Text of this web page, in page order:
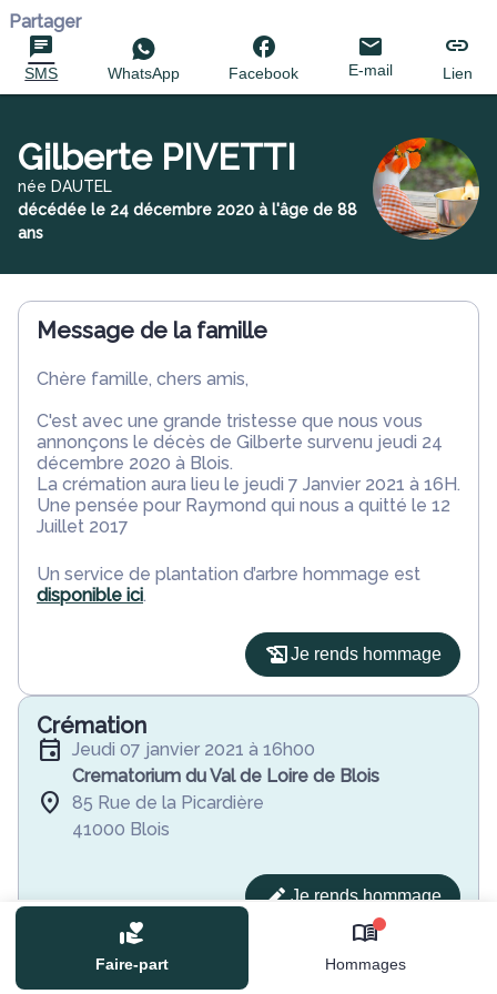
Faire-part Hommages
Partager
SMS WhatsApp Facebook E-mail Lien
Gilberte PIVETTI
née DAUTEL
décédée le 24 décembre 2020 à l'âge de 88
ans
Message de la famille
Chère famille, chers amis,
C'est avec une grande tristesse que nous vous
annonçons le décès de Gilberte survenu jeudi 24
décembre 2020 à Blois.
La crémation aura lieu le jeudi 7 Janvier 2021 à 16H.
Une pensée pour Raymond qui nous a quitté le 12
Juillet 2017
Un service de plantation d’arbre hommage est
disponible ici.
Je rends hommage
Crémation
jeudi 07 janvier 2021 à 16h00
Crematorium du Val de Loire de Blois
85 Rue de la Picardière
41000 Blois
Je rends hommage
Déroulé des obsèques